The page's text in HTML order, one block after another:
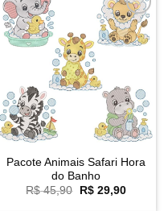
Favoritar
Pacote Animais Safari Hora
do Banho
R$45,90
O
R$29,90O